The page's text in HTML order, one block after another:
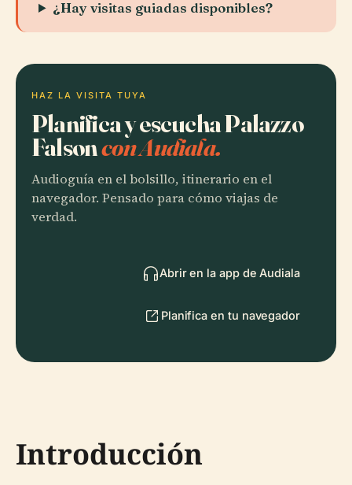
¿Hay visitas guiadas disponibles?
HAZ LA VISITA TUYA
Planifica y escucha Palazzo
Falsoncon Audiala.
Audioguía en el bolsillo, itinerario en el
navegador. Pensado para cómo viajas de
verdad.
Abrir en la app de Audiala
Planifica en tu navegador
Introducción